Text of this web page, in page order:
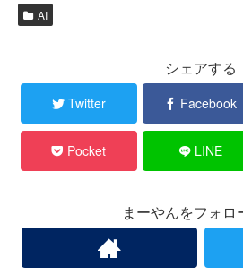
AI
シェアする
Twitter Facebook
Pocket LINE
まーやんをフォロ